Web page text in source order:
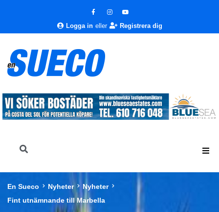
Logga in eller Registrera dig
En Sueco Nyheter
Nyheter
Fint utnämnande till Marbella